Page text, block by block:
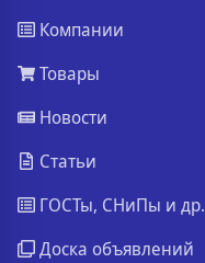
Компании
Товары
Новости
Статьи
ГОСТы, СНиПы и др.
Доска объявлений